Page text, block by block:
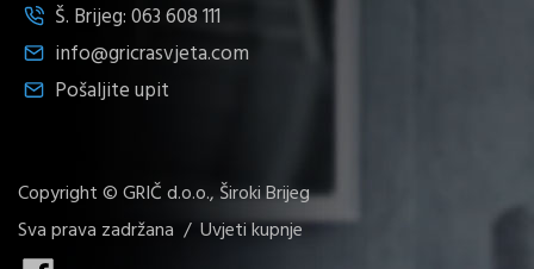
Š. Brijeg:063 608 111
info@gricrasvjeta.com
Pošaljite upit
Copyright © GRIČ d.o.o., Široki Brijeg
Sva prava zadržana / Uvjeti kupnje